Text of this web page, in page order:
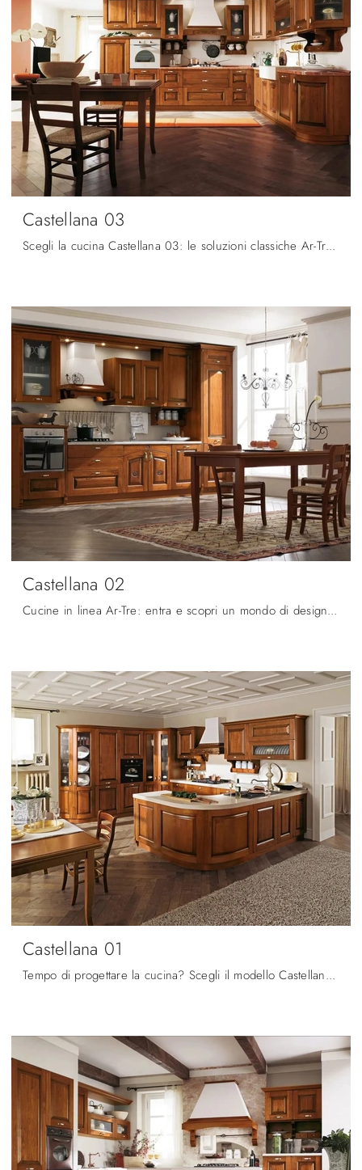
Castellana 03
Scegli la cucina Castellana 03: le soluzioni classiche Ar-Tre in legno sono sinonimo di qualità, stile e design.
Castellana 02
Cucine in linea Ar-Tre: entra e scopri un mondo di design e contenuto estetico! La cucina convenzionale Castellana 02 ti aspetta.
Castellana 01
Tempo di progettare la cucina? Scegli il modello Castellana 01 Ar-Tre tra le nostre Cucine Classiche con penisola.